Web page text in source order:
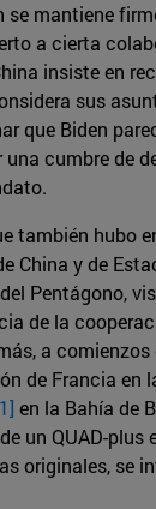
mantiene
a cierta
insiste en
sus
que Biden
cumbre de
también hubo
China y de
Pentágono,
de la
a comienzos
de Francia en
en la Bahía de
un QUAD-plus
originales, se